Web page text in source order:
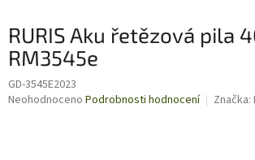
RURIS Aku řetězová pila
RM3545e
GD-3545E2023
Průměrné
Neohodnoceno Podrobnosti hodnocení Značka: